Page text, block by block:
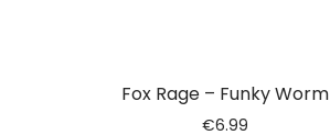
Fox Rage – Funky Worm
€6.99